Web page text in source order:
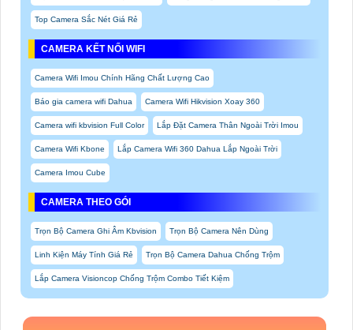
Top Camera Sắc Nét Giá Rẻ
CAMERA KẾT NỐI WIFI
Camera Wifi Imou Chính Hãng Chất Lượng Cao
Báo gia camera wifi Dahua Camera Wifi Hikvision Xoay 360
Camera wifi kbvision Full Color Lắp Đặt Camera Thân Ngoài Trời Imou
Camera Wifi Kbone Lắp Camera Wifi 360 Dahua Lắp Ngoài Trời
Camera Imou Cube
CAMERA THEO GÓI
Trọn Bộ Camera Ghi Âm Kbvision Trọn Bộ Camera Nên Dùng
Linh Kiện Máy Tính Giá Rẻ Trọn Bộ Camera Dahua Chống Trộm
Lắp Camera Visioncop Chống Trộm Combo Tiết Kiệm